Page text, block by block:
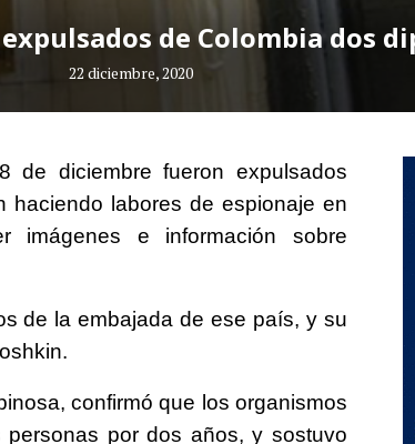
de Colombia dos
22 diciembre, 2020
de diciembre fueron expulsados
haciendo labores de espionaje en
imágenes e información sobre
de la embajada de ese país, y su
confirmó que los organismos
por dos años, y sostuvo